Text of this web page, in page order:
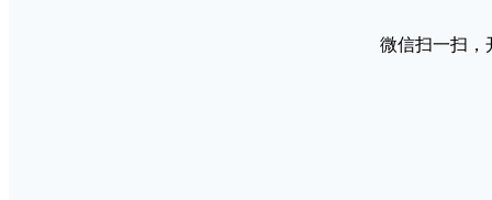
微信扫一扫，